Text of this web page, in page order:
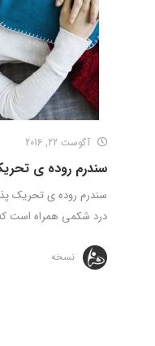
آگوست 22, 2016
سندرم روده ی
سندرم روده ی تحریک
درد شکمی همراه است
نسخه